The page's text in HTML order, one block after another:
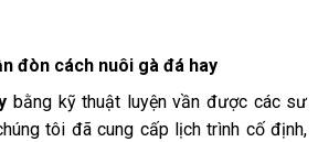
đòn cách nuôi gà đá hay
bằng kỹ thuật luyện vần được các sư
tôi đã cung cấp lịch trình cố định,